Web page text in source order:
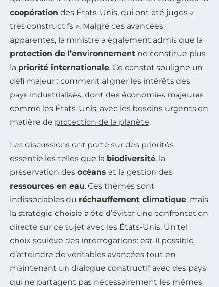
coopération des États-Unis, qui ont été jugés «
très constructifs ». Malgré ces avancées
apparentes, la ministre a également admis que la
protection de l’environnement ne constitue plus
la priorité internationale. Ce constat souligne un
défi majeur : comment aligner les intérêts des
pays industrialisés, dont des économies majeures
comme les États-Unis, avec les besoins urgents en
matière de protection de la planète.
Les discussions ont porté sur des priorités
essentielles telles que la biodiversité, la
préservation des océans et la gestion des
ressources en eau. Ces thèmes sont
indissociables du réchauffement climatique, mais
la stratégie choisie a été d’éviter une confrontation
directe sur ce sujet avec les États-Unis. Un tel
choix soulève des interrogations: est-il possible
d’atteindre de véritables avancées tout en
maintenant un dialogue constructif avec des pays
qui ne partagent pas nécessairement les mêmes